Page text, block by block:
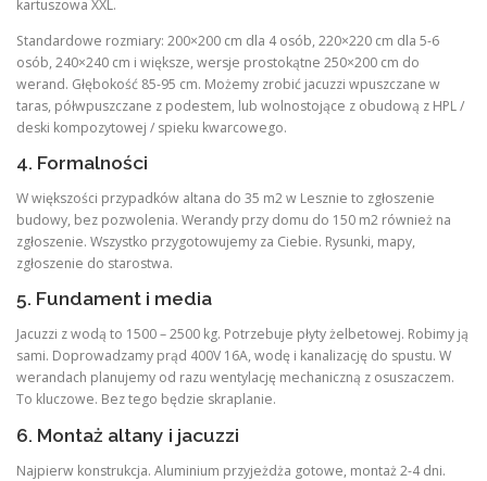
kartuszowa XXL.
Standardowe rozmiary: 200×200 cm dla 4 osób, 220×220 cm dla 5-6
osób, 240×240 cm i większe, wersje prostokątne 250×200 cm do
werand. Głębokość 85-95 cm. Możemy zrobić jacuzzi wpuszczane w
taras, półwpuszczane z podestem, lub wolnostojące z obudową z HPL /
deski kompozytowej / spieku kwarcowego.
4. Formalności
W większości przypadków altana do 35 m2 w Lesznie to zgłoszenie
budowy, bez pozwolenia. Werandy przy domu do 150 m2 również na
zgłoszenie. Wszystko przygotowujemy za Ciebie. Rysunki, mapy,
zgłoszenie do starostwa.
5. Fundament i media
Jacuzzi z wodą to 1500 – 2500 kg. Potrzebuje płyty żelbetowej. Robimy ją
sami. Doprowadzamy prąd 400V 16A, wodę i kanalizację do spustu. W
werandach planujemy od razu wentylację mechaniczną z osuszaczem.
To kluczowe. Bez tego będzie skraplanie.
6. Montaż altany i jacuzzi
Najpierw konstrukcja. Aluminium przyjeżdża gotowe, montaż 2-4 dni.